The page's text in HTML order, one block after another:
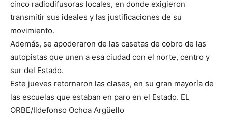
cinco radiodifusoras locales, en donde exigieron
transmitir sus ideales y las justificaciones de su
movimiento.
Además, se apoderaron de las casetas de cobro de las
autopistas que unen a esa ciudad con el norte, centro y
sur del Estado.
Este jueves retornaron las clases, en su gran mayoría de
las escuelas que estaban en paro en el Estado. EL
ORBE/Ildefonso Ochoa Argüello